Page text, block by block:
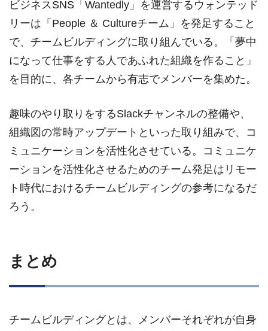
ビジネスSNS「Wantedly」を運営するウォンテッド
リーは「People ＆ Cultureチーム」を発足すること
で、チームビルディングに取り組んでいる。「夢中
になって仕事をする人であふれた組織を作ること」
を目的に、各チームから有志でメンバーを集めた。
趣味のやり取りをするSlackチャンネルの整備や、
組織図の常時アップデートといった取り組みで、コ
ミュニケーションを活性化させている。コミュニケ
ーションを活性化させるためのチーム発足はリモー
ト時代におけるチームビルディングの参考になるだ
ろう。
まとめ
チームビルディングとは、メンバーそれぞれが自身